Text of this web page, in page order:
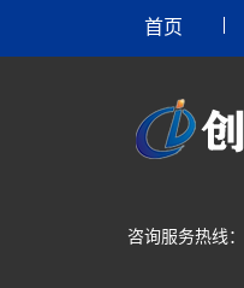
首页
咨询服务热线：